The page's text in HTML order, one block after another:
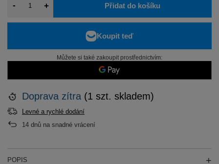
- + Přidat do košíku
Můžete si také zakoupit prostřednictvím:
Doprava zítra (1 szt. skladem)
Levné a rychlé dodání
14 dnů na snadné vrácení
POPIS